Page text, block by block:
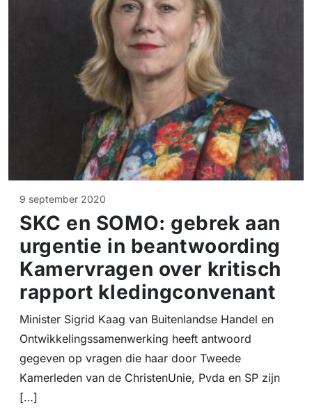
9 september 2020
SKC en SOMO: gebrek aan
urgentie in beantwoording
Kamervragen over kritisch
rapport kledingconvenant
Minister Sigrid Kaag van Buitenlandse Handel en
Ontwikkelingssamenwerking heeft antwoord
gegeven op vragen die haar door Tweede
Kamerleden van de ChristenUnie, Pvda en SP zijn
[…]